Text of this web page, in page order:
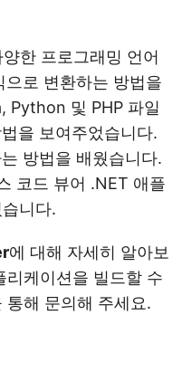
한 프로그래밍 언어
로 변환하는 방법을
Python 및 PHP 파일
을 보여주었습니다.
방법을 배웠습니다.
코드 뷰어 .NET 애플
니다.
에 대해 자세히 알아보
리케이션을 빌드할 수
통해 문의해 주세요.